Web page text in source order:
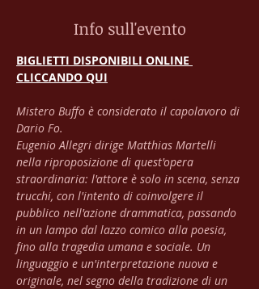
Info sull'evento
BIGLIETTI DISPONIBILI ONLINE
CLICCANDO QUI
Mistero Buffo è considerato il capolavoro di
Dario Fo.
Eugenio Allegri dirige Matthias Martelli
nella riproposizione di quest'opera
straordinaria: l'attore è solo in scena, senza
trucchi, con l'intento di coinvolgere il
pubblico nell'azione drammatica, passando
in un lampo dal lazzo comico alla poesia,
fino alla tragedia umana e sociale. Un
linguaggio e un'interpretazione nuova e
originale, nel segno della tradizione di un